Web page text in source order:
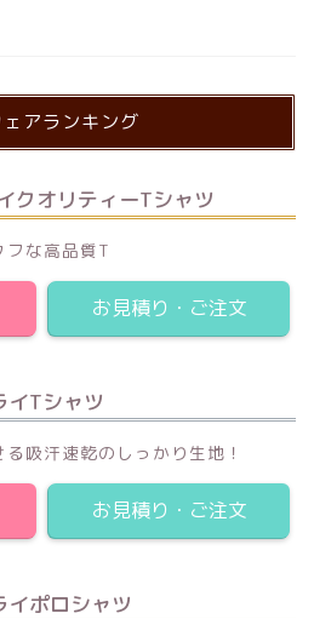
アランキング
オリティーTシャツ
フな高品質T
お見積り・ご注文
Tシャツ
吸汗速乾のしっかり生地！
お見積り・ご注文
ポロシャツ